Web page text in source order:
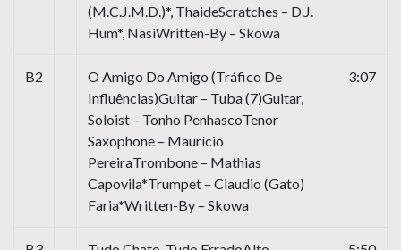
(M.C.J.M.D.)*, ThaideScratches – D.J.
Hum*, NasiWritten-By – Skowa
B2
O Amigo Do Amigo (Tráfico De
Influências)Guitar – Tuba (7)Guitar,
Soloist – Tonho PenhascoTenor
Saxophone – Maurício
PereiraTrombone – Mathias
Capovila*Trumpet – Claudio (Gato)
Faria*Written-By – Skowa
3:07